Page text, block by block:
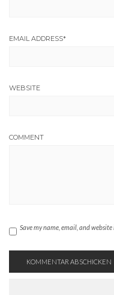
EMAIL ADDRESS*
WEBSITE
COMMENT
Save my name, email, and